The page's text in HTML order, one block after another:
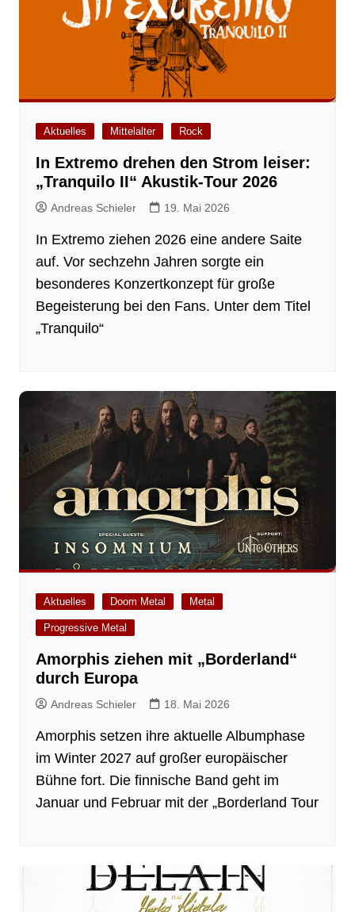
Aktuelles Mittelalter Rock
In Extremo drehen den Strom leiser:
„Tranquilo II“ Akustik-Tour 2026
Andreas Schieler 19. Mai 2026
In Extremo ziehen 2026 eine andere Saite
auf. Vor sechzehn Jahren sorgte ein
besonderes Konzertkonzept für große
Begeisterung bei den Fans. Unter dem Titel
„Tranquilo“
Aktuelles Doom Metal Metal
Progressive Metal
Amorphis ziehen mit „Borderland“
durch Europa
Andreas Schieler 18. Mai 2026
Amorphis setzen ihre aktuelle Albumphase
im Winter 2027 auf großer europäischer
Bühne fort. Die finnische Band geht im
Januar und Februar mit der „Borderland Tour